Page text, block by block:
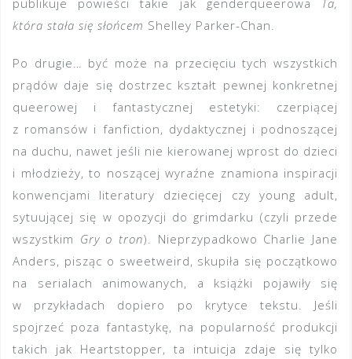
publikuje powieści takie jak genderqueerowa Ta,
która stała się słońcem Shelley Parker-Chan.
Po drugie… być może na przecięciu tych wszystkich
prądów daje się dostrzec kształt pewnej konkretnej
queerowej i fantastycznej estetyki: czerpiącej
z romansów i fanfiction, dydaktycznej i podnoszącej
na duchu, nawet jeśli nie kierowanej wprost do dzieci
i młodzieży, to noszącej wyraźne znamiona inspiracji
konwencjami literatury dziecięcej czy young adult,
sytuującej się w opozycji do grimdarku (czyli przede
wszystkim Gry o tron). Nieprzypadkowo Charlie Jane
Anders, pisząc o sweetweird, skupiła się początkowo
na serialach animowanych, a książki pojawiły się
w przykładach dopiero po krytyce tekstu. Jeśli
spojrzeć poza fantastykę, na popularność produkcji
takich jak Heartstopper, ta intuicja zdaje się tylko